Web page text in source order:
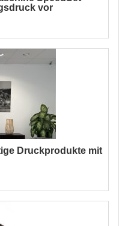
vor
Druckprodukte mit